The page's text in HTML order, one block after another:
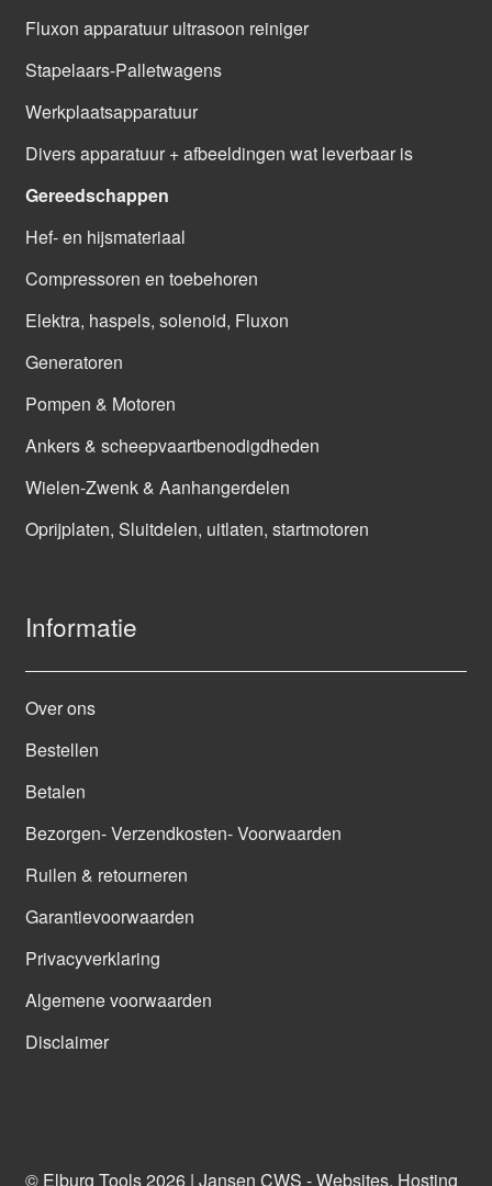
Fluxon apparatuur ultrasoon reiniger
Stapelaars-Palletwagens
Werkplaatsapparatuur
Divers apparatuur + afbeeldingen wat leverbaar is
Gereedschappen
Hef- en hijsmateriaal
Compressoren en toebehoren
Elektra, haspels, solenoid, Fluxon
Generatoren
Pompen & Motoren
Ankers & scheepvaartbenodigdheden
Wielen-Zwenk & Aanhangerdelen
Oprijplaten, Sluitdelen, uitlaten, startmotoren
Informatie
Over ons
Bestellen
Betalen
Bezorgen- Verzendkosten- Voorwaarden
Ruilen & retourneren
Garantievoorwaarden
Privacyverklaring
Algemene voorwaarden
Disclaimer
© Elburg Tools 2026 | Jansen CWS - Websites, Hosting